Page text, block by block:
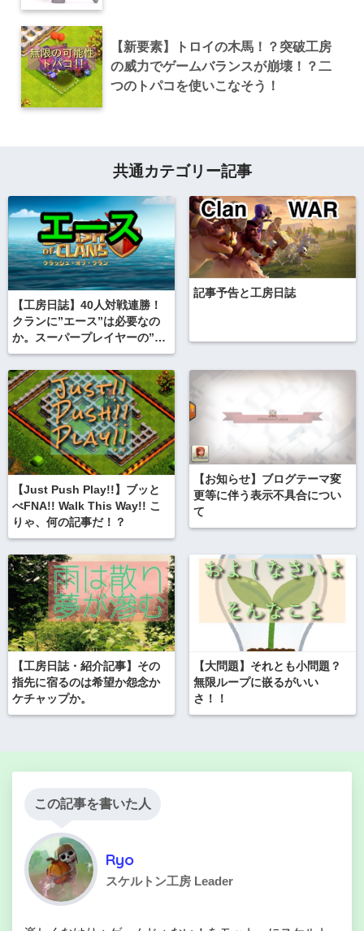
【新要素】トロイの木馬！？突破工房
の威力でゲームバランスが崩壊！？二
つのトパコを使いこなそう！
共通カテゴリー記事
【工房日誌】40人対戦連勝！
クランに”エース”は必要なの
か。スーパープレイヤーの”寿
命”考察。クランを回す原動
力。オフ会のあれこれ。
記事予告と工房日誌
【Just Push Play!!】ブッと
べFNA!! Walk This Way!! こ
りゃ、何の記事だ！？
【お知らせ】ブログテーマ変
更等に伴う表示不具合につい
て
【工房日誌・紹介記事】その
指先に宿るのは希望か怨念か
ケチャップか。
【大問題】それとも小問題？
無限ループに嵌るがいい
さ！！
この記事を書いた人
Ryo
スケルトン工房 Leader